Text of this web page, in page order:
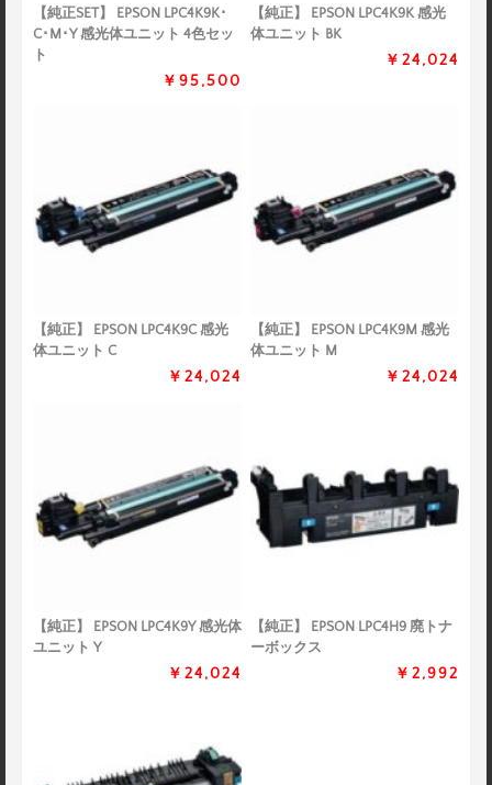
【純正SET】 EPSON LPC4K9K･
C･M･Y 感光体ユニット 4色セッ
ト
￥95,500
【純正】 EPSON LPC4K9K 感光
体ユニット BK
￥24,024
【純正】 EPSON LPC4K9C 感光
体ユニット C
￥24,024
【純正】 EPSON LPC4K9M 感光
体ユニット M
￥24,024
【純正】 EPSON LPC4K9Y 感光体
ユニット Y
￥24,024
【純正】 EPSON LPC4H9 廃トナ
ーボックス
￥2,992